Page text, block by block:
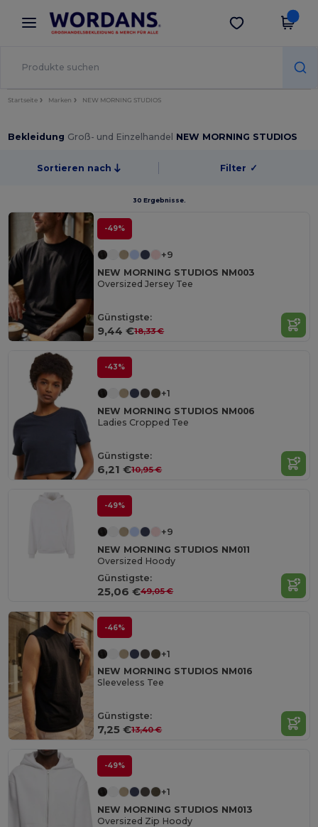
× Wordans App
Bessere Preise in der App!
App holen
Startseite Marken NEW MORNING STUDIOS
Bekleidung Groß- und Einzelhandel NEW MORNING STUDIOS
Sortieren nach Filter ✓
30 Ergebnisse.
-49%
+9
NEW MORNING STUDIOS NM003
Oversized Jersey Tee
Günstigste:
9,44 €18,33 €
-43%
+1
NEW MORNING STUDIOS NM006
Ladies Cropped Tee
Günstigste:
6,21 €10,95 €
-49%
+9
NEW MORNING STUDIOS NM011
Oversized Hoody
Günstigste:
25,06 €49,05 €
-46%
+1
NEW MORNING STUDIOS NM016
Sleeveless Tee
Günstigste:
7,25 €13,40 €
-49%
+1
NEW MORNING STUDIOS NM013
Oversized Zip Hoody